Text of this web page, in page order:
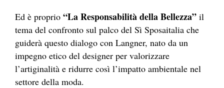
Ed è proprio “La Responsabilità della Bellezza” il
tema del confronto sul palco del Sì Sposaitalia che
guiderà questo dialogo con Langner, nato da un
impegno etico del designer per valorizzare
l’artiginalità e ridurre così l’impatto ambientale nel
settore della moda.